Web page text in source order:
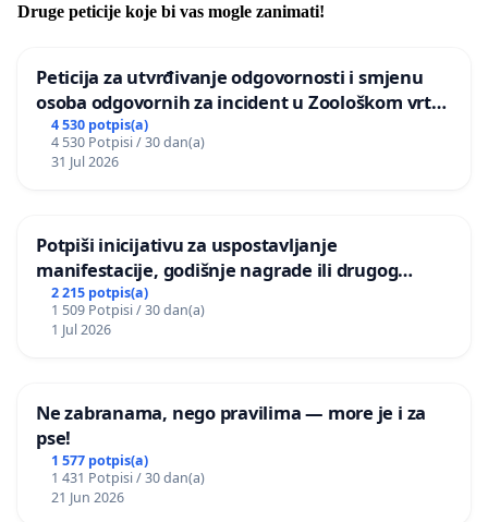
Druge peticije koje bi vas mogle zanimati!
Peticija za utvrđivanje odgovornosti i smjenu
osoba odgovornih za incident u Zoološkom vrtu
Grada Zagreba
4 530 potpis(a)
4 530 Potpisi / 30 dan(a)
31 Jul 2026
Potpiši inicijativu za uspostavljanje
manifestacije, godišnje nagrade ili drugog
javnog događaja „Edin Avdić“ u Sarajevu
2 215 potpis(a)
1 509 Potpisi / 30 dan(a)
1 Jul 2026
Ne zabranama, nego pravilima — more je i za
pse!
1 577 potpis(a)
1 431 Potpisi / 30 dan(a)
21 Jun 2026